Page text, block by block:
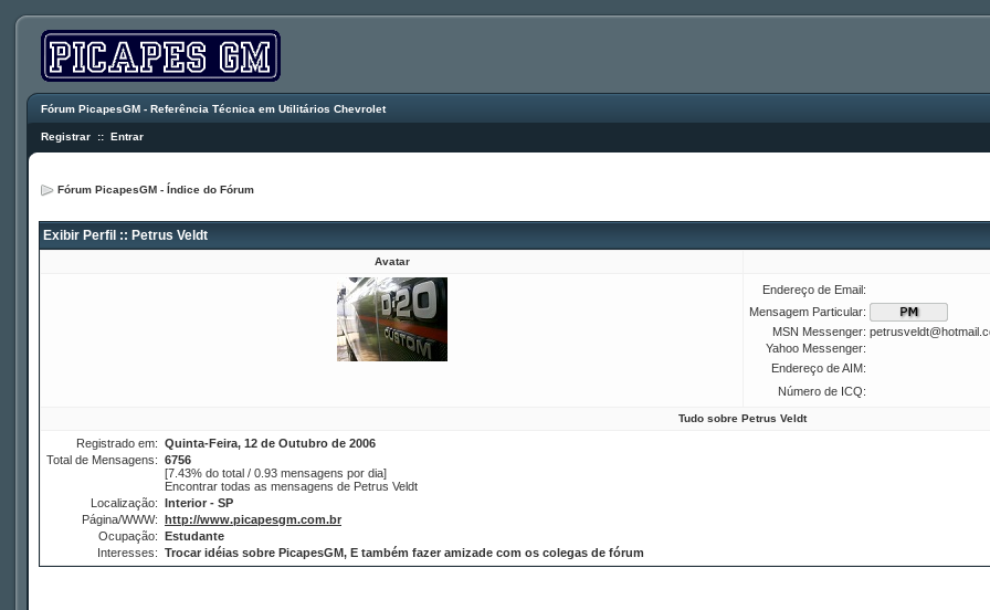
Fórum PicapesGM - Referência Técnica em Utilitários Chevrolet
Registrar :: Entrar
Fórum PicapesGM - Índice do Fórum
Exibir Perfil :: Petrus Veldt
Avatar
Endereço de Email:
Mensagem Particular:
MSN Messenger:
Yahoo Messenger:
Endereço de AIM:
Número de ICQ:
Tudo sobre Petrus Veldt
Registrado em: Quinta-Feira, 12 de Outubro de 2006
Total de Mensagens: 6756
[7.43% do total / 0.93 mensagens por dia]
Encontrar todas as mensagens de Petrus Veldt
Localização: Interior - SP
Página/WWW: http://www.picapesgm.com.br
Ocupação: Estudante
Interesses: Trocar idéias sobre PicapesGM, E também fazer amizade com os colegas de fórum